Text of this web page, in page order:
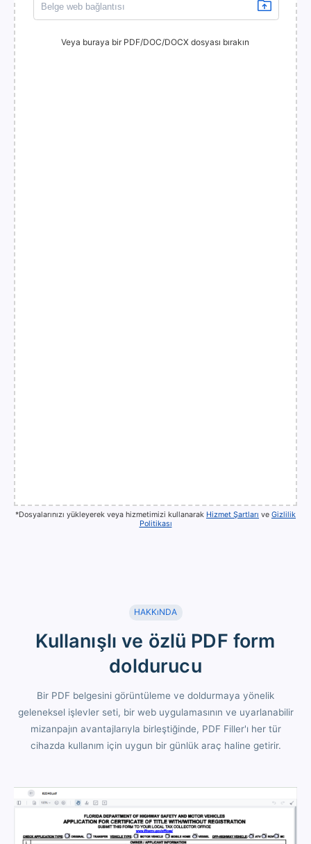
Veya buraya bir PDF/DOC/DOCX dosyası bırakın
*Dosyalarınızı yükleyerek veya hizmetimizi kullanarak Hizmet Şartları ve Gizlilik
Politikası
HAKKıNDA
Kullanışlı ve özlü PDF form
doldurucu
Bir PDF belgesini görüntüleme ve doldurmaya yönelik
geleneksel işlevler seti, bir web uygulamasının ve uyarlanabilir
mizanpajın avantajlarıyla birleştiğinde, PDF Filler'ı her tür
cihazda kullanım için uygun bir günlük araç haline getirir.